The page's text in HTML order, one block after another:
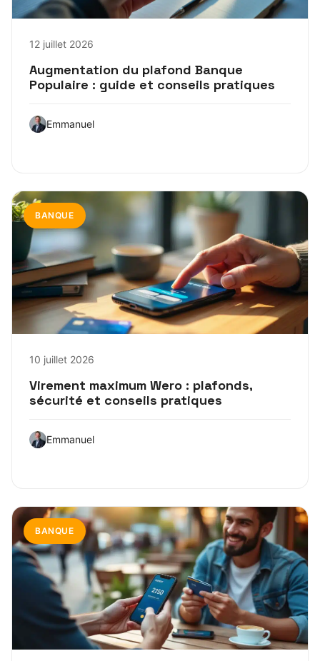
12 juillet 2026
Augmentation du plafond Banque
Populaire : guide et conseils pratiques
Emmanuel
BANQUE
10 juillet 2026
Virement maximum Wero : plafonds,
sécurité et conseils pratiques
Emmanuel
BANQUE